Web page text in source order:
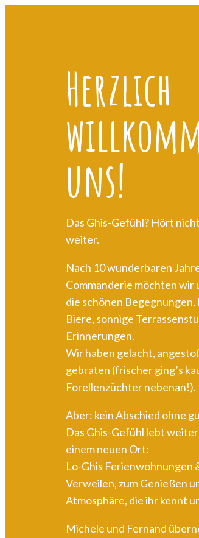
Herzlich
uns!
Das Ghis-Gefühl? Hört
weiter.
Nach 10 wunderbaren
Commanderie möchten wir
die schönen
Biere, sonnige
Erinnerungen.
Wir haben gelacht,
gebraten (frischer ging’s
Forellenzüchter nebenan!).
Aber: kein Abschied ohne
Das Ghis-Gefühl lebt
einem neuen Ort:
Lo-Ghis Ferienwohnungen
Verweilen, zum Genießen
Atmosphäre, die ihr kennt
Michele und Fernand